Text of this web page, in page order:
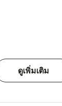
ดูเพิ่มเติม